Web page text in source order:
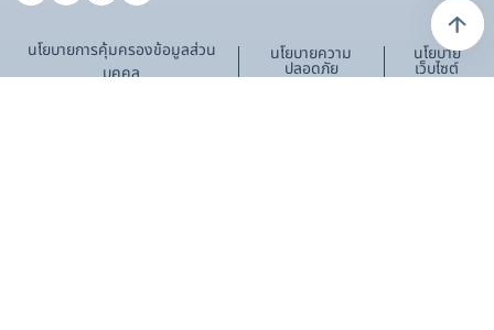
นโยบายการคุ้มครองข้อมูลส่วน
บุคคล
นโยบายความ
ปลอดภัย
นโยบาย
เว็บไซต์